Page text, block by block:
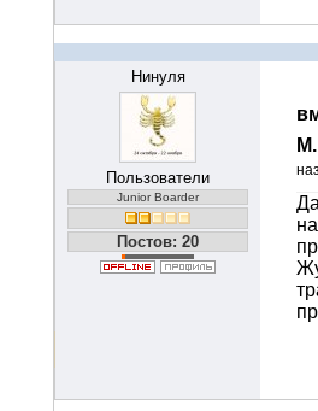
Нинуля
Пользователи
Junior Boarder
Постов: 20